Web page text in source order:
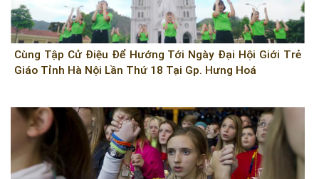
Cùng Tập Cử Điệu Để Hướng Tới Ngày Đại Hội Giới Trẻ
Giáo Tỉnh Hà Nội Lần Thứ 18 Tại Gp. Hưng Hoá